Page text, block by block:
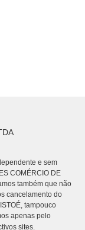
e sem
COMÉRCIO DE
também que não
cancelamento do
tampouco
apenas pelo
sites.